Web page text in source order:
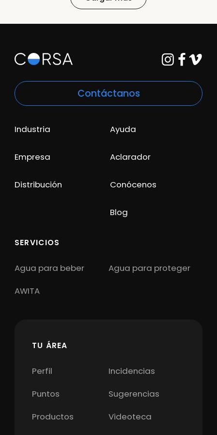
Contáctanos
Industria
Empresa
Distribución
Ayuda
Aclarador
Conócenos
Blog
SERVICIOS
Agua para beber
Agua para proteger
AWITA
TU ÁREA
Perfil
Incidencias
Puntos
Sugerencias
Productos
Videoteca